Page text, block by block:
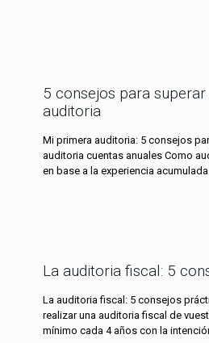
5 consejos para
auditoria
Mi primera auditoria: 5 consejos
auditoria cuentas anuales Como
en base a la experiencia
La auditoria fiscal: 5
La auditoria fiscal: 5 consejos
realizar una auditoria fiscal de
mínimo cada 4 años con la